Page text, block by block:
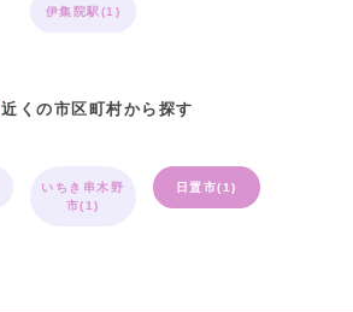
伊集院駅(1)
近くの市区町村から探す
いちき串木野
市(1)
日置市(1)